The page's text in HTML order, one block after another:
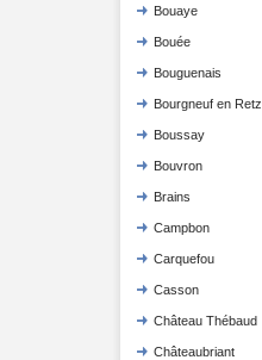
Bouaye
Bouée
Bouguenais
Bourgneuf en Retz
Boussay
Bouvron
Brains
Campbon
Carquefou
Casson
Château Thébaud
Châteaubriant